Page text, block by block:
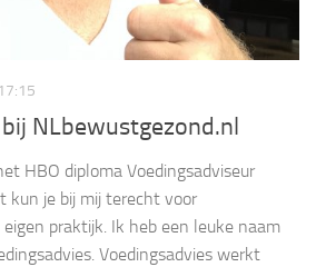
17:15
NLbewustgezond.nl
HBO diploma Voedingsadviseur
kun je bij mij terecht voor
praktijk. Ik heb een leuke naam
Voedingsadvies werkt